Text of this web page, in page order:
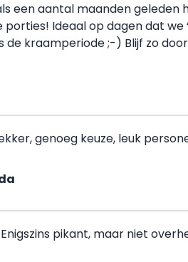
een aantal maanden
Ideaal op dagen dat
de kraamperiode ;-) Blijf zo
genoeg keuze, leuk
pikant, maar niet